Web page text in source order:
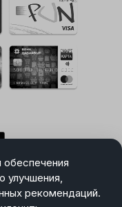
улучшения,
рекомендаций.